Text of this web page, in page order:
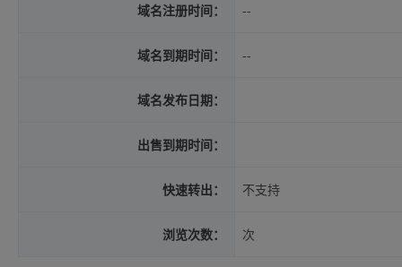
域名注册时间： --
域名到期时间： --
域名发布日期：
出售到期时间：
快速转出： 不支持
浏览次数： 次